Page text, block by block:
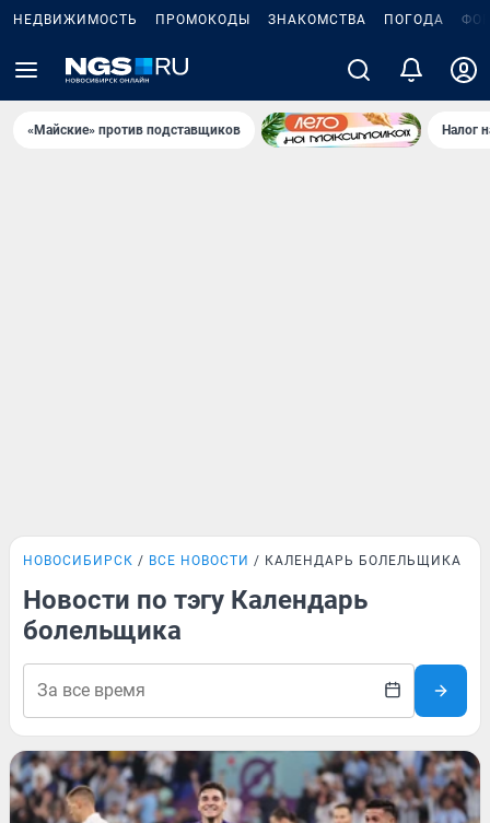
НЕДВИЖИМОСТЬ ПРОМОКОДЫ ЗНАКОМСТВА ПОГОДА
«Майские» против подставщиков Налог
НОВОСИБИРСК ВСЕ НОВОСТИ КАЛЕНДАРЬ БОЛЕЛЬЩИКА
Новости по тэгу Календарь
болельщика